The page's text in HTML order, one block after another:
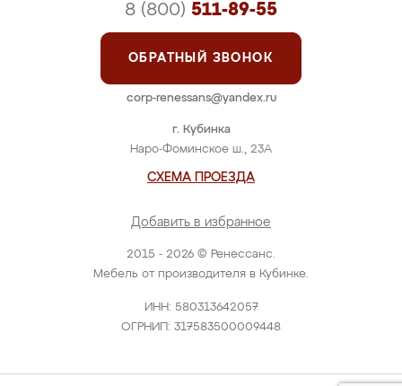
2015 - 2026 © Ренессанс.
Мебель от производителя в Кубинке.
ИНН: 580313642057
ОГРНИП: 317583500009448
г. Кубинка
Наро-Фоминское ш., 23А
СХЕМА ПРОЕЗДА
Добавить в избранное
8 (800) 511-89-55
ОБРАТНЫЙ ЗВОНОК
corp-renessans@yandex.ru